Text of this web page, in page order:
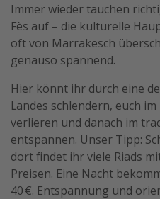
Immer wieder tauchen
Fès auf – die kulturelle
oft von Marrakesch
genauso spannend.
Hier könnt ihr durch eine
Landes schlendern, euch
verlieren und danach im
entspannen. Unser Tipp:
dort findet ihr viele Riads
Preisen. Eine Nacht
40 €. Entspannung und